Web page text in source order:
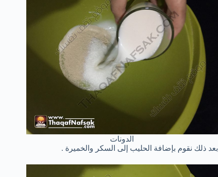
الدونات
بعد ذلك نقوم بإضافة الحليب إلى السكر والخميرة .